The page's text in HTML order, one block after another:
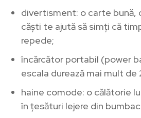
divertisment: o carte bună,
căști te ajută să simți că
repede;
încărcător portabil (power
escala durează mai mult de
haine comode: o călătorie
în țesături lejere din